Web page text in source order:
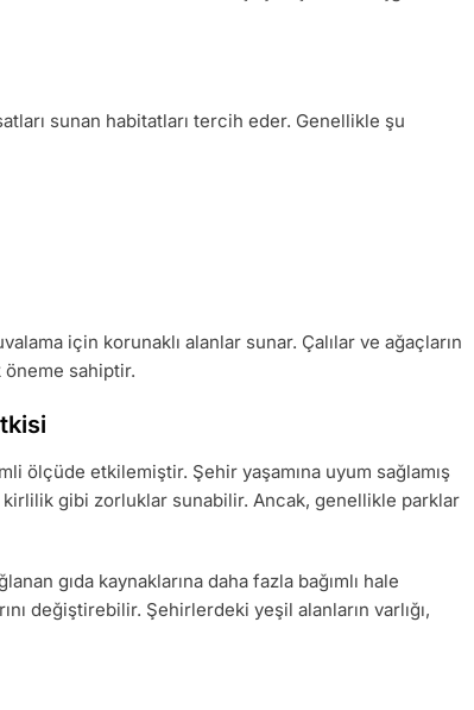
sunan habitatları tercih eder. Genellikle şu
için korunaklı alanlar sunar. Çalılar ve ağaçların
sahiptir.
ölçüde etkilemiştir. Şehir yaşamına uyum sağlamış
gibi zorluklar sunabilir. Ancak, genellikle parklar
gıda kaynaklarına daha fazla bağımlı hale
değiştirebilir. Şehirlerdeki yeşil alanların varlığı,